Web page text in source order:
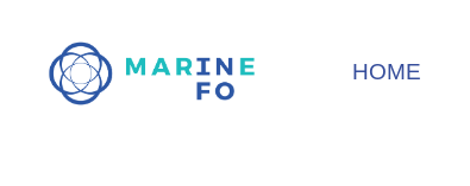
main
HOME